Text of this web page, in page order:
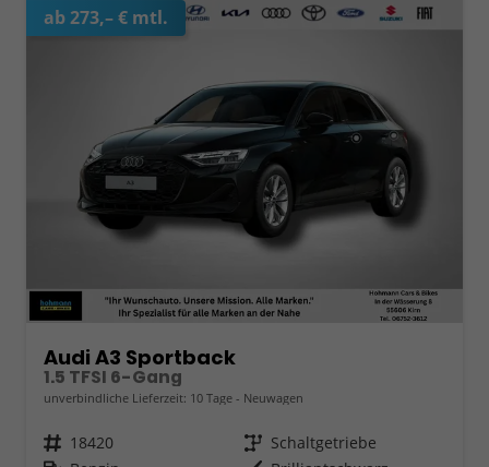
ab 273,– € mtl.
Audi A3 Sportback
1.5 TFSI 6-Gang
unverbindliche Lieferzeit: 10 Tage Neuwagen
Fahrzeugnr. 18420 Getriebe Schaltgetriebe